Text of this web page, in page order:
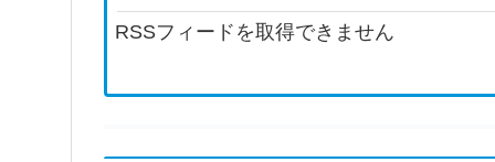
RSSフィードを取得できません